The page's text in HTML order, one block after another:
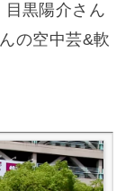
目黒陽介さん
の空中芸&軟